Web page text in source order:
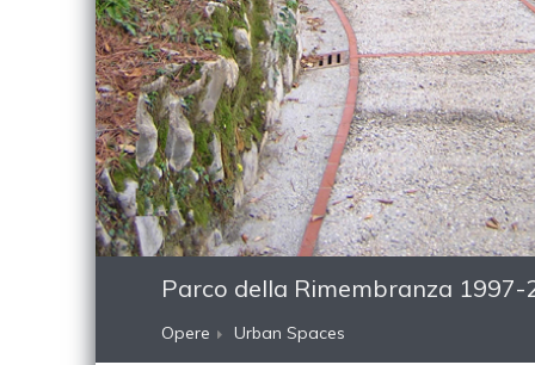
Parco della Rimembranza 1997-
Opere Urban Spaces